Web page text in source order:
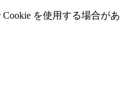
を使⽤する場合があ